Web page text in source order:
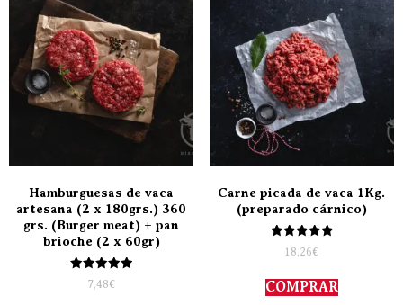
Hamburguesas de vaca
artesana (2 x 180grs.) 360
grs. (Burger meat) + pan
brioche (2 x 60gr)
Valorado
con
7,48€
Carne picada de vaca 1Kg.
(preparado cárnico)
Valorado
con
de 5
18,26€
COMPRAR